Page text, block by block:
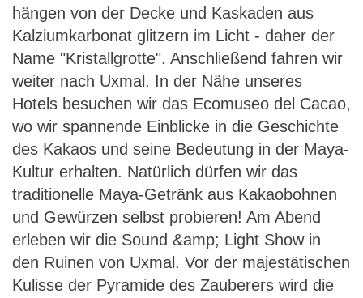
hängen von der Decke und Kaskaden aus
Kalziumkarbonat glitzern im Licht - daher der
Name "Kristallgrotte". Anschließend fahren wir
weiter nach Uxmal. In der Nähe unseres
Hotels besuchen wir das Ecomuseo del Cacao,
wo wir spannende Einblicke in die Geschichte
des Kakaos und seine Bedeutung in der Maya-
Kultur erhalten. Natürlich dürfen wir das
traditionelle Maya-Getränk aus Kakaobohnen
und Gewürzen selbst probieren! Am Abend
erleben wir die Sound &amp; Light Show in
den Ruinen von Uxmal. Vor der majestätischen
Kulisse der Pyramide des Zauberers wird die